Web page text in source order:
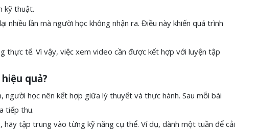
kỹ thuật.
lần mà người học không nhận ra. Điều này khiến quá trình
thực tế. Vì vậy, việc xem video cần được kết hợp với luyện tập
quả?
học nên kết hợp giữa lý thuyết và thực hành. Sau mỗi bài
tiếp thu.
tập trung vào từng kỹ năng cụ thể. Ví dụ, dành một tuần để cải